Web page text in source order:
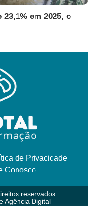
em 2025, o
de Privacidade
Conosco
reservados
Agência Digital